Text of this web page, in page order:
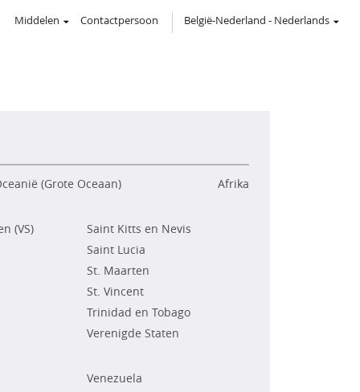
Middelen Contactpersoon België-Nederland - Nederlands
(Grote Oceaan) Afrika
(VS)
Saint Kitts en Nevis
Saint Lucia
St. Maarten
St. Vincent
Trinidad en Tobago
Verenigde Staten
Venezuela